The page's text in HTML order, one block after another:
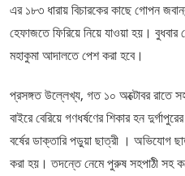
এর ১৮৩ ধারায় বিচারকের কাছে গোপন
হেফাজতে ফিরিয়ে নিয়ে যাওয়া হয়।
মহাকুমা আদালতে পেশ করা হবে।
প্রসঙ্গত উল্লেখ্য, গত ১০ অক্টোবর রাতে
বাইরে বেরিয়ে গণধর্ষণের শিকার হন
বর্ষের ডাক্তারি পড়ুয়া ছাত্রী । অভিযোগ
করা হয়। তদন্তে নেমে পুরুষ সহপাঠী সহ